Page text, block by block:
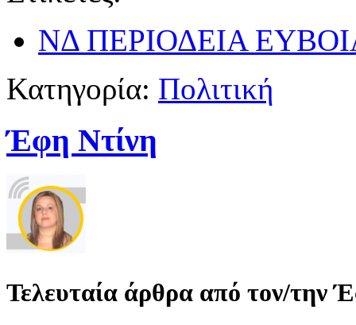
ΝΔ ΠΕΡΙΟΔΕΙΑ
Κατηγορία: Πολιτική
Έφη Ντίνη
Τελευταία άρθρα από τον/την